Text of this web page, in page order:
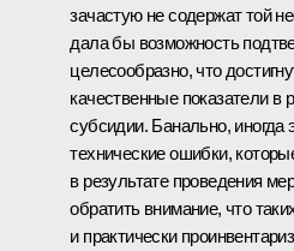
зачастую не содержат той
дала бы возможность
целесообразно, что
качественные показатели в
субсидии. Банально, иногда
технические ошибки,
в результате проведения
обратить внимание, что
и практически